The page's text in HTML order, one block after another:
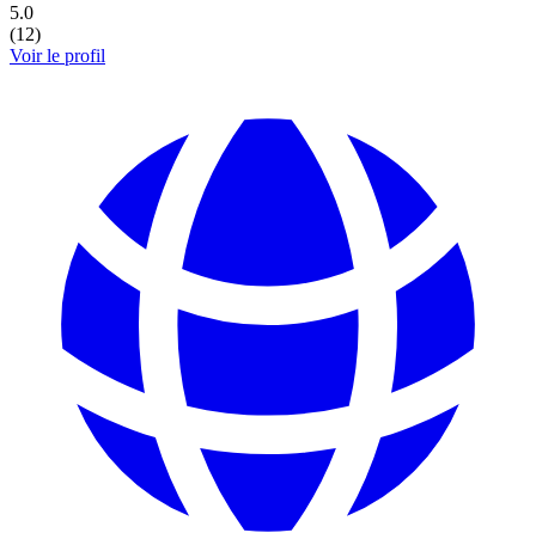
5.0
(12)
Voir le profil